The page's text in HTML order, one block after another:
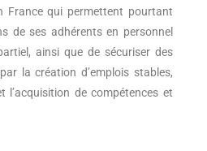
France qui permettent pourtant
de ses adhérents en personnel
ainsi que de sécuriser des
la création d’emplois stables,
l’acquisition de compétences et